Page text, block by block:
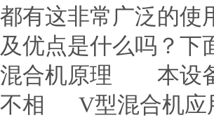
都有这非常广泛的使
及优点是什么吗？
混合机原理 本设备
不相 V型混合机应